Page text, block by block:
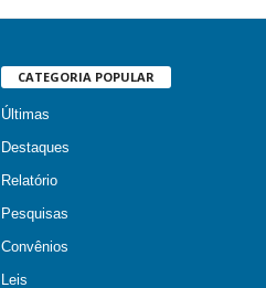
CATEGORIA POPULAR
Últimas
Destaques
Relatório
Pesquisas
Convênios
Leis